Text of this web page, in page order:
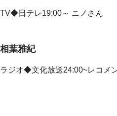
TV◆日テレ19:00～ ニノさん
相葉雅紀
ラジオ◆文化放送24:00~レコメ